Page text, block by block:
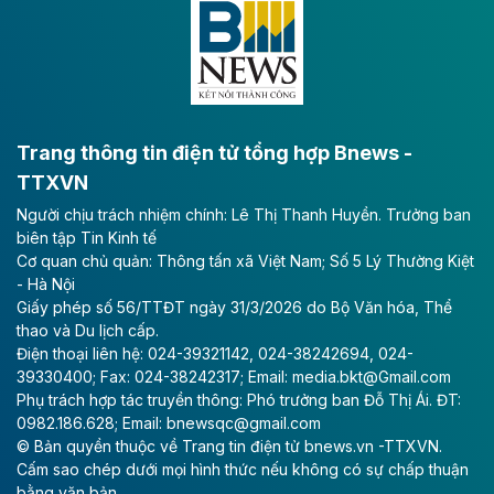
VNG sớm vượt kế hoạch lợi nhuận năm
CTCP Tập đoàn VNG công bố kết quả quý II với
lần cùng kỳ.
Theo vietnamfinance.vn
VinEnergo của tỷ phú Phạm Nhật Vượng
đăng ký đầu tư dự án điện gió 9.100 tỷ
đồng tại Quảng Trị
Công ty Cổ phần Năng lượng VinEnergo là nhà đầu tư
duy nhất nộp hồ sơ đăng ký thực hiện Dự án Nhà máy
Điện gió Halcom Hồng Đức tại Quảng Trị với tổng vốn
đầu tư hơn 9.127 tỷ đồng.
Trang thông tin điện tử tổng hợp Bnews -
TTXVN
Người chịu trách nhiệm chính: Lê Thị Thanh Huyền. Trưởng ban
biên tập Tin Kinh tế
Cơ quan chủ quản: Thông tấn xã Việt Nam; Số 5 Lý Thường Kiệt
- Hà Nội
Giấy phép số 56/TTĐT ngày 31/3/2026 do Bộ Văn hóa, Thể
thao và Du lịch cấp.
Điện thoại liên hệ: 024-39321142, 024-38242694, 024-
39330400; Fax: 024-38242317; Email: media.bkt@Gmail.com
Phụ trách hợp tác truyền thông: Phó trưởng ban Đỗ Thị Ái. ĐT:
0982.186.628; Email: bnewsqc@gmail.com
© Bản quyền thuộc về Trang tin điện tử bnews.vn -TTXVN.
Cấm sao chép dưới mọi hình thức nếu không có sự chấp thuận